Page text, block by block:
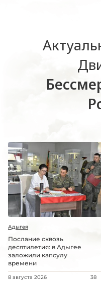
Адыгея
Послание сквозь
десятилетия: в Адыгее
заложили капсулу
времени
8 августа 2026 38